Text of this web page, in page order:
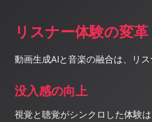
リスナー体験の変革
動画生成AIと音楽の融合は、リ
没入感の向上
視覚と聴覚がシンクロした体験